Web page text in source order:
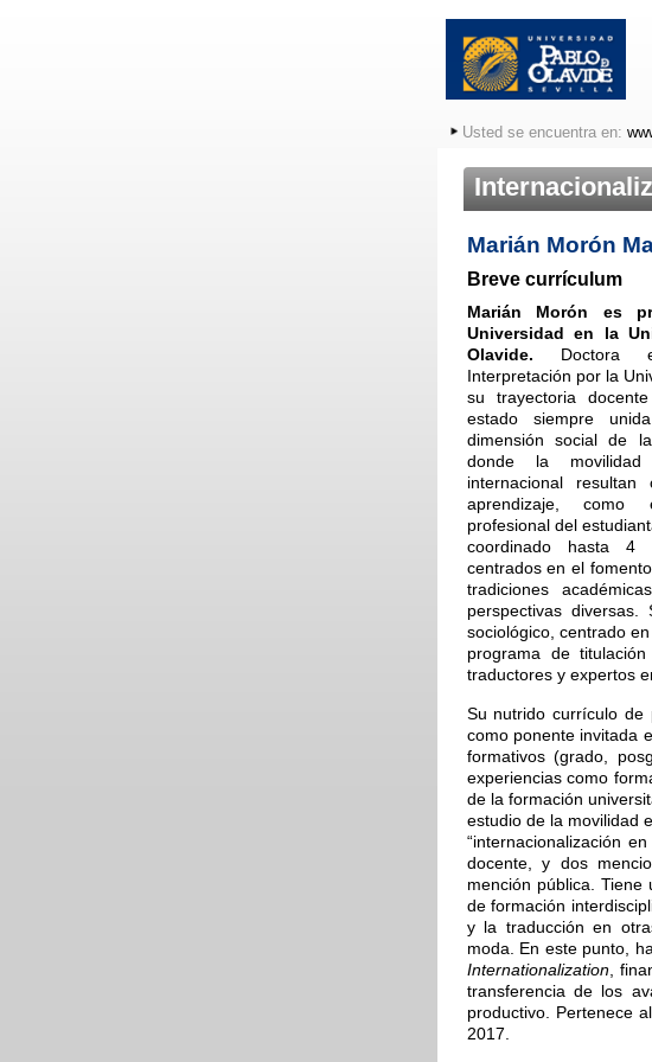
Usted se encuentra en:
Marián Morón
Breve currículum
Marián Morón es
Universidad en la
Olavide. Doctora
Interpretación por la
su trayectoria
estado siempre
dimensión social de
donde la
internacional
aprendizaje,
profesional del
coordinado hasta 4
centrados en el
tradiciones
perspectivas
sociológico, centrado
programa de
traductores y expertos
Su nutrido currículo de
como ponente invitada
formativos (grado,
experiencias como
de la formación
estudio de la movilidad
“internacionalización
docente, y dos
mención pública.
de formación
y la traducción en
moda. En este punto,
Internationalization,
transferencia de los
productivo. Pertenece
2017.